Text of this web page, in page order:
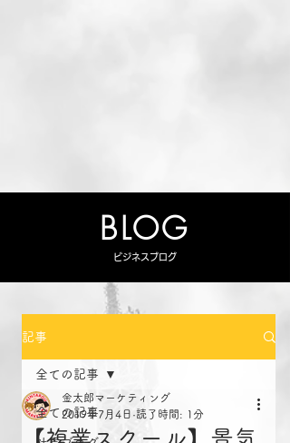
BLOG
ビジネスブログ
記事
全ての記事
全ての記事
金太郎マーケティング
2019年7月4日 読了時間: 1分